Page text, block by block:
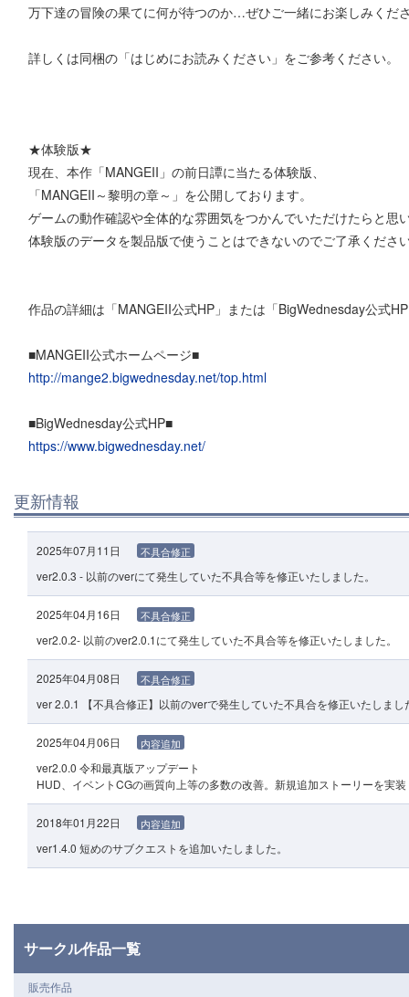
万下達の冒険の果てに何が待つのか…ぜひご一緒にお楽しみくだ
詳しくは同梱の「はじめにお読みください」をご参考ください。
★体験版★
現在、本作「MANGEII」の前日譚に当たる体験版、
「MANGEII～黎明の章～」を公開しております。
ゲームの動作確認や全体的な雰囲気をつかんでいただけたらと思
体験版のデータを製品版で使うことはできないのでご了承くださ
作品の詳細は「MANGEII公式HP」または「BigWednesday公式
■MANGEII公式ホームページ■
http://mange2.bigwednesday.net/top.html
■BigWednesday公式HP■
https://www.bigwednesday.net/
更新情報
2025年07月11日 不具合修正
ver2.0.3 - 以前のverにて発生していた不具合等を修正いたしました。
2025年04月16日 不具合修正
ver2.0.2- 以前のver2.0.1にて発生していた不具合等を修正いたしました。
2025年04月08日 不具合修正
ver 2.0.1 【不具合修正】以前のverで発生していた不具合を修正いたしまし
2025年04月06日 内容追加
ver2.0.0 令和最真版アップデート
HUD、イベントCGの画質向上等の多数の改善。新規追加ストーリーを実装
2018年01月22日 内容追加
ver1.4.0 短めのサブクエストを追加いたしました。
サークル作品一覧
販売作品